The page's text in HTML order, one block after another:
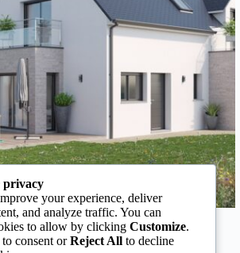
Maison à Saint Mesmin: Un Choix
une maison à Saint Mesmin,
cadre de vie serein, entre nature
privacy
your experience, deliver
and analyze traffic. You can
to allow by clicking Customize.
to consent orReject All to decline